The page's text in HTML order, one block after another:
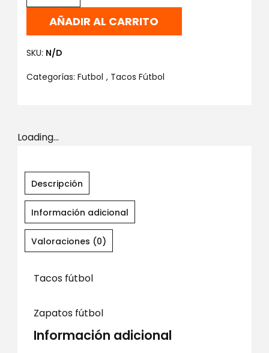
AÑADIR AL CARRITO
SKU: N/D
Categorías: Futbol , Tacos Fútbol
Loading...
Descripción
Información adicional
Valoraciones (0)
Tacos fútbol
Zapatos fútbol
Información adicional